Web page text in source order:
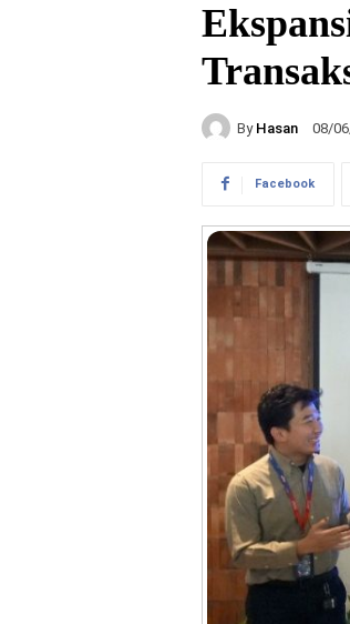
By Hasan 08/
Facebook